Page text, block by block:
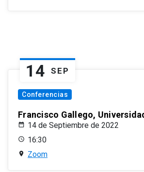
14 SEP
Conferencias
Francisco Gallego,
14 de Septiembre de 2022
16:30
Zoom